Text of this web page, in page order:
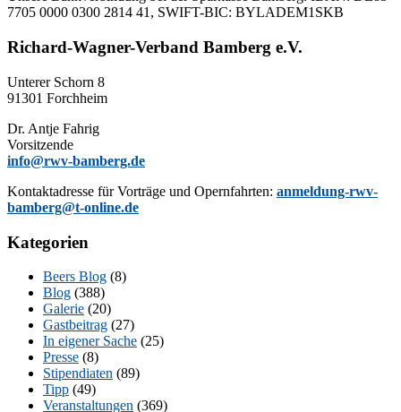
7705 0000 0300 2814 41, SWIFT-BIC: BYLADEM1SKB
Richard-Wagner-Verband Bamberg e.V.
Un­te­rer Schorn 8
91301 Forchheim
Dr. Ant­je Fahrig
Vorsitzende
info@rwv-bamberg.de
Kon­takt­adres­se für Vor­trä­ge und Opern­fahr­ten: anmeldung-rwv-
bamberg@t-online.de
Kategorien
Beers Blog (8)
Blog (388)
Galerie (20)
Gastbeitrag (27)
In eigener Sache (25)
Presse (8)
Stipendiaten (89)
Tipp (49)
Veranstaltungen (369)